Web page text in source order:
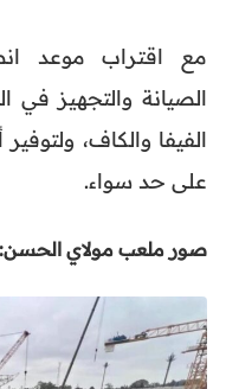
مع اقتراب موعد
الصيانة والتجهيز في
الفيفا والكاف،
على حد سواء.
صور ملعب مولاي الحسن: